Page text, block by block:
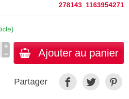
278143_1163954271
Ajouter au panier
Partager